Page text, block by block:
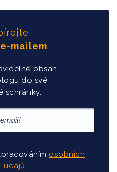
mailem
obsah
do své
schránky.
osobních
údajů